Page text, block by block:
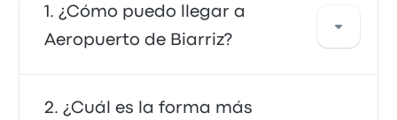
¿Cómo puedo llegar a
Aeropuerto de Biarriz?
Puedes tomar el autobús, que proporciona
¿Cuál es la forma más